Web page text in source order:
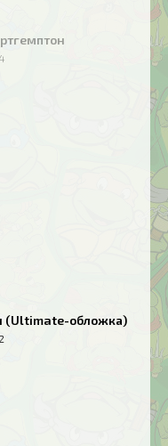
(Ultimate-обложка)